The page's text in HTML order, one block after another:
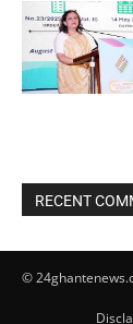
RECENT
©